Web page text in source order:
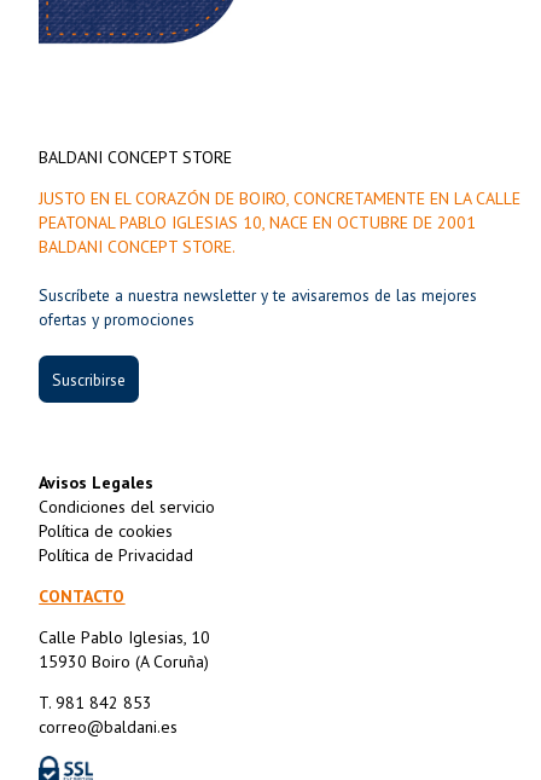
BALDANI CONCEPT STORE
JUSTO EN EL CORAZÓN DE BOIRO, CONCRETAMENTE EN LA CALLE
PEATONAL PABLO IGLESIAS 10, NACE EN OCTUBRE DE 2001
BALDANI CONCEPT STORE.
Suscríbete a nuestra newsletter y te avisaremos de las mejores
ofertas y promociones
Suscribirse
Avisos Legales
Condiciones del servicio
Política de cookies
Política de Privacidad
CONTACTO
Calle Pablo Iglesias, 10
15930 Boiro (A Coruña)
T. 981 842 853
correo@baldani.es